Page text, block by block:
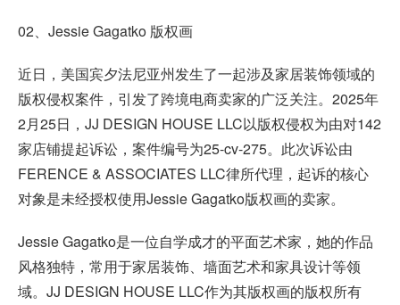
02、Jessie Gagatko 版权画
近日，美国宾夕法尼亚州发生了一起涉及家居装饰领域的
版权侵权案件，引发了跨境电商卖家的广泛关注。2025年
2月25日，JJ DESIGN HOUSE LLC以版权侵权为由对142
家店铺提起诉讼，案件编号为25-cv-275。此次诉讼由
FERENCE & ASSOCIATES LLC律所代理，起诉的核心
对象是未经授权使用Jessie Gagatko版权画的卖家。
Jessie Gagatko是一位自学成才的平面艺术家，她的作品
风格独特，常用于家居装饰、墙面艺术和家具设计等领
域。JJ DESIGN HOUSE LLC作为其版权画的版权所有